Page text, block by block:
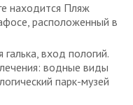
находится Пляж
расположенный в
вход пологий.
водные виды
парк-музей